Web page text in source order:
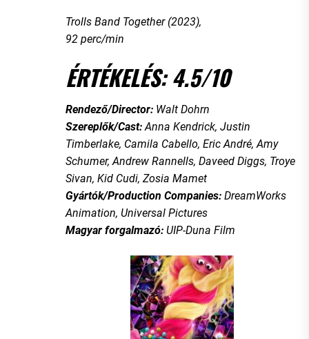
Trolls Band Together (2023),
92 perc/min
ÉRTÉKELÉS: 4.5/10
Rendező/Director: Walt Dohrn
Szereplők/Cast: Anna Kendrick, Justin
Timberlake, Camila Cabello, Eric André, Amy
Schumer, Andrew Rannells, Daveed Diggs, Troye
Sivan, Kid Cudi, Zosia Mamet
Gyártók/Production Companies: DreamWorks
Animation, Universal Pictures
Magyar forgalmazó: UIP-Duna Film